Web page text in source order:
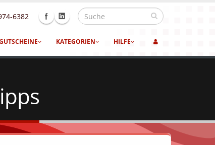
6382
KATEGORIEN HILFE